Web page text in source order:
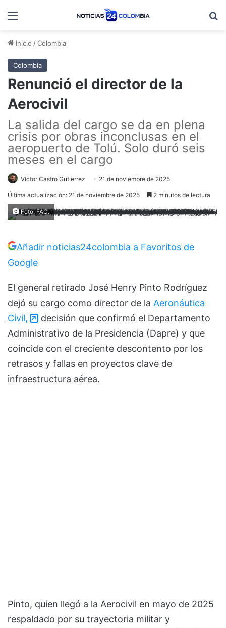
Menú
Inicio /Colombia
Colombia
Renunció el director de la
Aerocivil
La salida del cargo se da en plena
crisis por obras inconclusas en el
aeropuerto de Tolú. Solo duró seis
meses en el cargo
Víctor Castro Gutierrez 21 de noviembre de 2025
Última actualización: 21 de noviembre de 2025 2 minutos de lectura
Foto: FAC.
Añadir noticias24colombia a Favoritos de
Google
El general retirado José Henry Pinto Rodríguez
dejó su cargo como director de la Aeronáutica
Civil,
decisión que confirmó el Departamento
Administrativo de la Presidencia (Dapre) y que
coincide con el creciente descontento por los
retrasos y fallas en proyectos clave de
infraestructura aérea.
Pinto, quien llegó a la Aerocivil en mayo de 2025
respaldado por su trayectoria militar y